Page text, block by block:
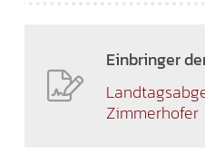
Einbringer
Zimmerhofer